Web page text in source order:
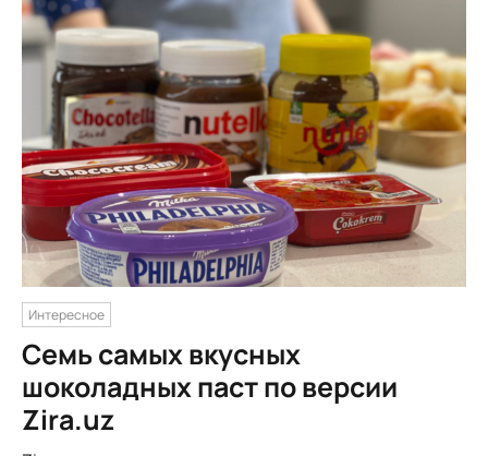
Интересное
Семь самых вкусных
шоколадных паст по версии
Zira.uz